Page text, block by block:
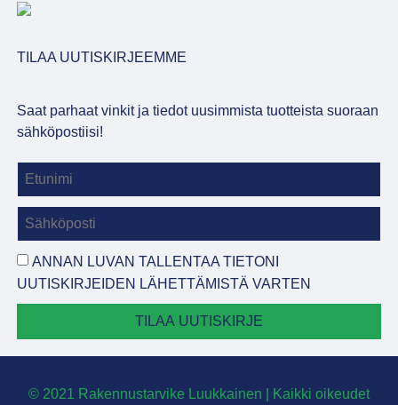
TILAA UUTISKIRJEEMME
Saat parhaat vinkit ja tiedot uusimmista tuotteista suoraan
sähköpostiisi!
ANNAN LUVAN TALLENTAA TIETONI
UUTISKIRJEIDEN LÄHETTÄMISTÄ VARTEN
TILAA UUTISKIRJE
© 2021 Rakennustarvike Luukkainen | Kaikki oikeudet